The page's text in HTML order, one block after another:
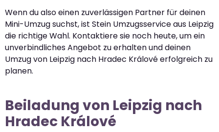
Wenn du also einen zuverlässigen Partner für deinen
Mini-Umzug suchst, ist Stein Umzugsservice aus Leipzig
die richtige Wahl. Kontaktiere sie noch heute, um ein
unverbindliches Angebot zu erhalten und deinen
Umzug von Leipzig nach Hradec Králové erfolgreich zu
planen.
Beiladung von Leipzig nach
Hradec Králové